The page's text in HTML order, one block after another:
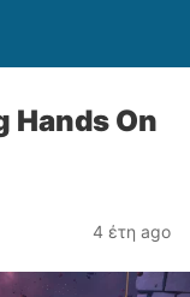
Hands On
4 έτη ago